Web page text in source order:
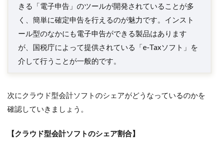
きる「電子申告」のツールが開発されていることが多
く、簡単に確定申告を行えるのが魅力です。インスト
ール型のなかにも電子申告ができる製品はあります
が、国税庁によって提供されている「e-Taxソフト」を
介して行うことが一般的です。
次にクラウド型会計ソフトのシェアがどうなっているのかを
確認していきましょう。
【クラウド型会計ソフトのシェア割合】